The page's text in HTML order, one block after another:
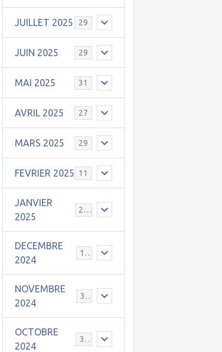
JUILLET 2025 29
JUIN 2025 29
MAI 2025 31
AVRIL 2025 27
MARS 2025 29
FEVRIER 2025 11
JANVIER
2025
25
DECEMBRE
2024
19
NOVEMBRE
2024
30
OCTOBRE
2024
31